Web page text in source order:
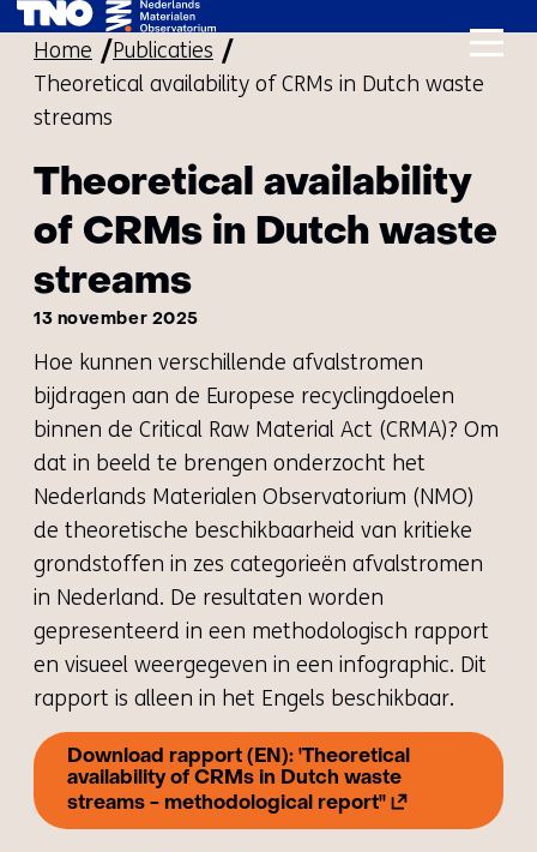
Ga
Home
Publicaties
Theoretical availability of CRMs in Dutch waste
streams
Theoretical availability
of CRMs in Dutch waste
streams
13 november 2025
Hoe kunnen verschillende afvalstromen
bijdragen aan de Europese recyclingdoelen
binnen de Critical Raw Material Act (CRMA)? Om
dat in beeld te brengen onderzocht het
Nederlands Materialen Observatorium (NMO)
de theoretische beschikbaarheid van kritieke
grondstoffen in zes categorieën afvalstromen
in Nederland. De resultaten worden
gepresenteerd in een methodologisch rapport
en visueel weergegeven in een infographic. Dit
rapport is alleen in het Engels beschikbaar.
Download rapport (EN): 'Theoretical
availability of CRMs in Dutch waste
streams - methodological report''(opent